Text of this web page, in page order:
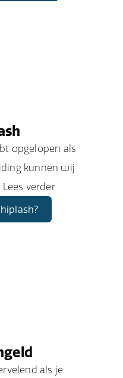
opgelopen als
kunnen wij
verder
als je